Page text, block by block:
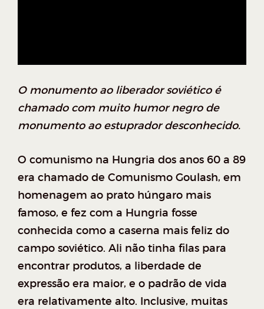
O monumento ao liberador soviético é
chamado com muito humor negro de
monumento ao estuprador desconhecido.
O comunismo na Hungria dos anos 60 a 89
era chamado de Comunismo Goulash, em
homenagem ao prato húngaro mais
famoso, e fez com a Hungria fosse
conhecida como a caserna mais feliz do
campo soviético. Ali não tinha filas para
encontrar produtos, a liberdade de
expressão era maior, e o padrão de vida
era relativamente alto. Inclusive, muitas